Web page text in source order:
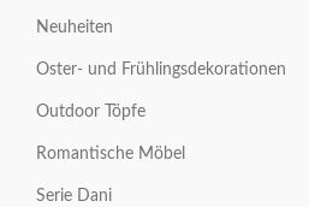
Neuheiten
Oster- und Frühlingsdekorationen
Outdoor Töpfe
Romantische Möbel
Serie Dani